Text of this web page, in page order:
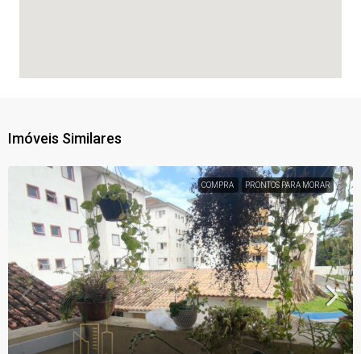
Imóveis Similares
COMPRA PRONTOS PARA MORAR